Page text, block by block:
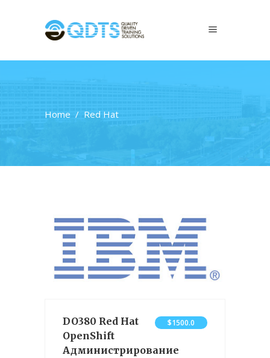
Home / Red Hat
DO380 Red Hat
OpenShift
Администрирование
$1500.0